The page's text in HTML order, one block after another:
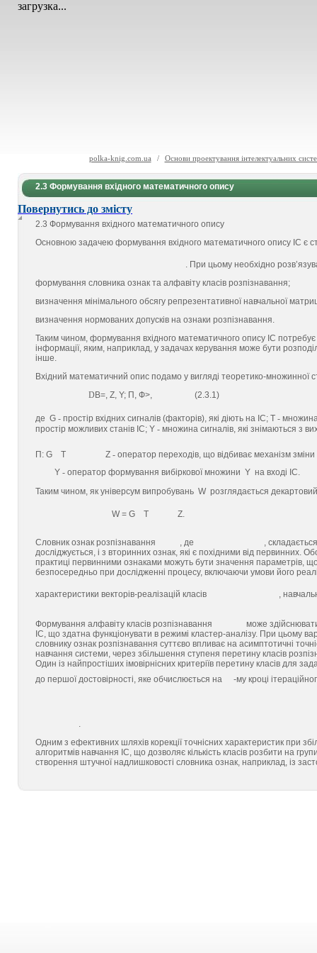
загрузка...
polka-knig.com.ua / Основи проектування інтелектуальних
2.3 Формування вхідного математичного опису
Повернутись до змісту
2.3 Формування вхідного математичного опису
Основною задачею формування вхідного математичного опису ІС є
. При цьому необхідно
формування словника ознак та алфавіту класів розпізнавання;
визначення мінімального обсягу репрезентативної навчальної
визначення нормованих допусків на ознаки розпізнавання.
Таким чином, формування вхідного математичного опису ІС
інформації, яким, наприклад, у задачах керування може бути
інше.
Вхідний математичний опис подамо у вигляді теоретико-множинної
DВ=, Z, Y; П, Ф>, (2.3.1)
де G - простір вхідних сигналів (факторів), які діють на ІС; T -
простір можливих станів ІС; Y - множина сигналів, які знімаються з
П: G T Z - оператор переходів, що відбиває механізм зміни
Y - оператор формування вибіркової множини Y на вході ІС.
Таким чином, як універсум випробувань W розглядається
W = G T Z.
Словник ознак розпізнавання , де
,
досліджується, і з вторинних ознак, які є похідними від первинних.
практиці первинними ознаками можуть бути значення параметрів,
безпосередньо при дослідженні процесу, включаючи умови його
характеристики векторів-реалізацій класів ,
Формування алфавіту класів розпізнавання
може
ІС, що здатна функціонувати в режимі кластер-аналізу. При цьому
словнику ознак розпізнавання суттєво впливає на асимптотичні
навчання системи, через збільшення ступеня перетину класів
Один із найпростіших імовірнісних критеріїв перетину класів для
до першої достовірності, яке обчислюється на
-му кроці
.
Одним з ефективних шляхів корекції точнісних характеристик при
алгоритмів навчання ІС, що дозволяє кількість класів розбити на
створення штучної надлишковості словника ознак, наприклад, із